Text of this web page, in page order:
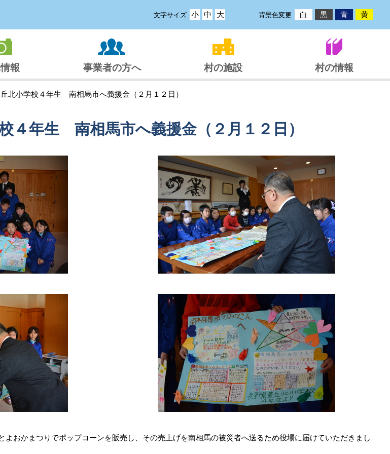
文字サイズ 小 中 大 背景色変更 白 黒 青 黄
報 事業者の方へ 村の施設 村の情報
北小学校４年生 南相馬市へ義援金（２月１２日）
４年生 南相馬市へ義援金（２月１２日）
おかまつりでポップコーンを販売し、その売上げを南相馬の被災者へ送るため役場に届けていただきまし